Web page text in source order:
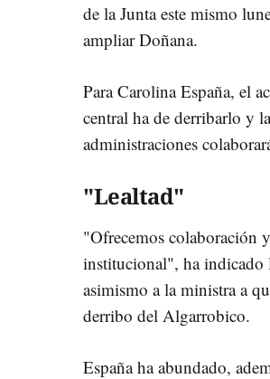
de la Junta este mismo
ampliar Doñana.
Para Carolina España, el
central ha de derribarlo y
administraciones
"Lealtad"
"Ofrecemos colaboración y
institucional", ha indicado
asimismo a la ministra a
derribo del Algarrobico.
España ha abundado,